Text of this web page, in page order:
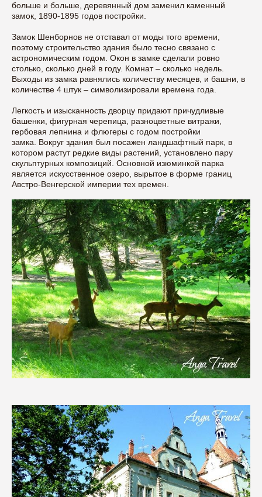
больше и больше, деревянный дом заменил каменный
замок, 1890-1895 годов постройки.
Замок Шенборнов не отставал от моды того времени,
поэтому строительство здания было тесно связано с
астрономическим годом. Окон в замке сделали ровно
столько, сколько дней в году. Комнат – сколько недель.
Выходы из замка равнялись количеству месяцев, и башни, в
количестве 4 штук – символизировали времена года.
Легкость и изысканность дворцу придают причудливые
башенки, фигурная черепица, разноцветные витражи,
гербовая лепнина и флюгеры с годом постройки
замка. Вокруг здания был посажен ландшафтный парк, в
котором растут редкие виды растений, установлено пару
скульптурных композиций. Основной изюминкой парка
является искусственное озеро, вырытое в форме границ
Австро-Венгерской империи тех времен.